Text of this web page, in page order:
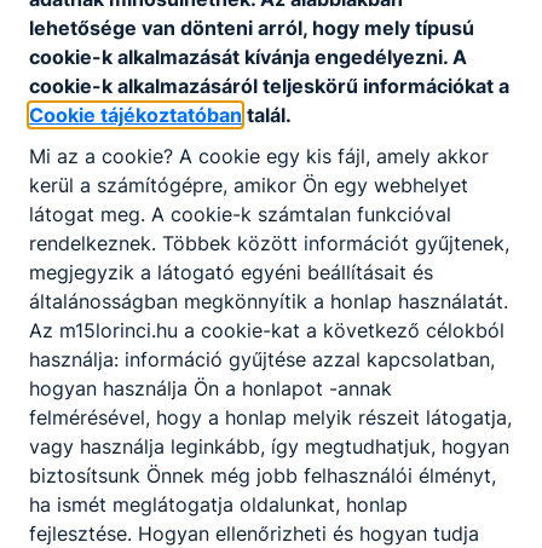
A Heves Vármegyei Szakképzési Centrum immár
második alkalommal rendezte meg oklevélátadó
ünnepségét, amelyen a 2025/2026-os tanév országos
szakmai versenyein kiemelkedő eredményeket elért
diákokat és az őket felkészítő oktatóikat ismerték el.
2026. jún. 11.
M15
Elismerések a Vármegyeházán
lehetősége van dönteni arról, hogy mely típusú
cookie-k alkalmazását kívánja engedélyezni. A
cookie-k alkalmazásáról teljeskörű információkat a
Cookie tájékoztatóban talál.
Mi az a cookie? A cookie egy kis fájl, amely akkor
kerül a számítógépre, amikor Ön egy webhelyet
látogat meg. A cookie-k számtalan funkcióval
rendelkeznek. Többek között információt gyűjtenek,
megjegyzik a látogató egyéni beállításait és
általánosságban megkönnyítik a honlap használatát.
Az m15lorinci.hu a cookie-kat a következő célokból
használja: információ gyűjtése azzal kapcsolatban,
hogyan használja Ön a honlapot -annak
felmérésével, hogy a honlap melyik részeit látogatja,
vagy használja leginkább, így megtudhatjuk, hogyan
biztosítsunk Önnek még jobb felhasználói élményt,
ha ismét meglátogatja oldalunkat, honlap
fejlesztése. Hogyan ellenőrizheti és hogyan tudja